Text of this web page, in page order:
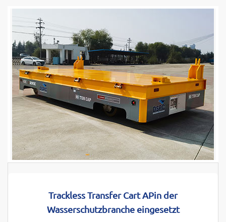
Trackless Transfer Cart APin der
Wasserschutzbranche eingesetzt